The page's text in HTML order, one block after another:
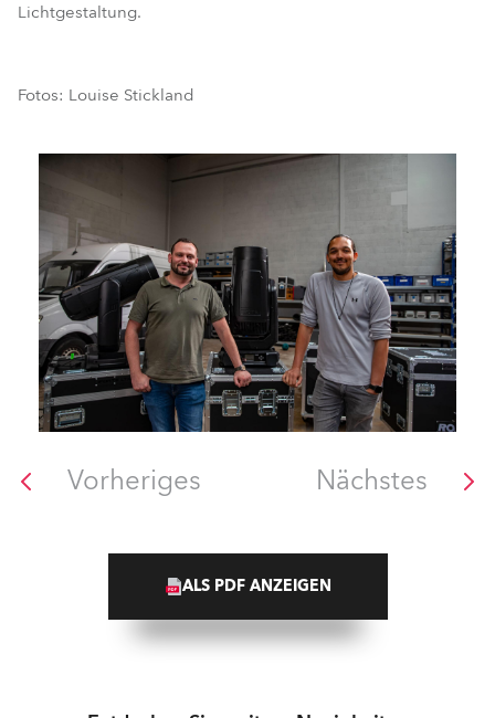
Lichtgestaltung.
Fotos: Louise Stickland
Vorheriges Nächstes
ALS PDF ANZEIGEN